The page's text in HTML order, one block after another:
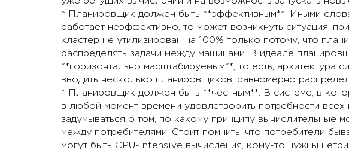
* Планировщик должен быть **эффективным**. Иными
работает неэффективно, то может возникнуть ситуация,
кластер не утилизирован на 100% только потому, что
распределять задачи между машинами. В идеале
**горизонтально масштабируемым**, то есть, архитектура
вводить несколько планировщиков, равномерно
* Планировщик должен быть **честным**. В системе, в
в любой момент времени удовлетворить потребности всех
задумываться о том, по какому принципу вычислительные
между потребителями. Стоит помнить, что потребители
могут быть CPU-intensive вычисления, кому-то нужны